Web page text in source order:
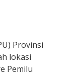
Provinsi
lokasi
Pemilu